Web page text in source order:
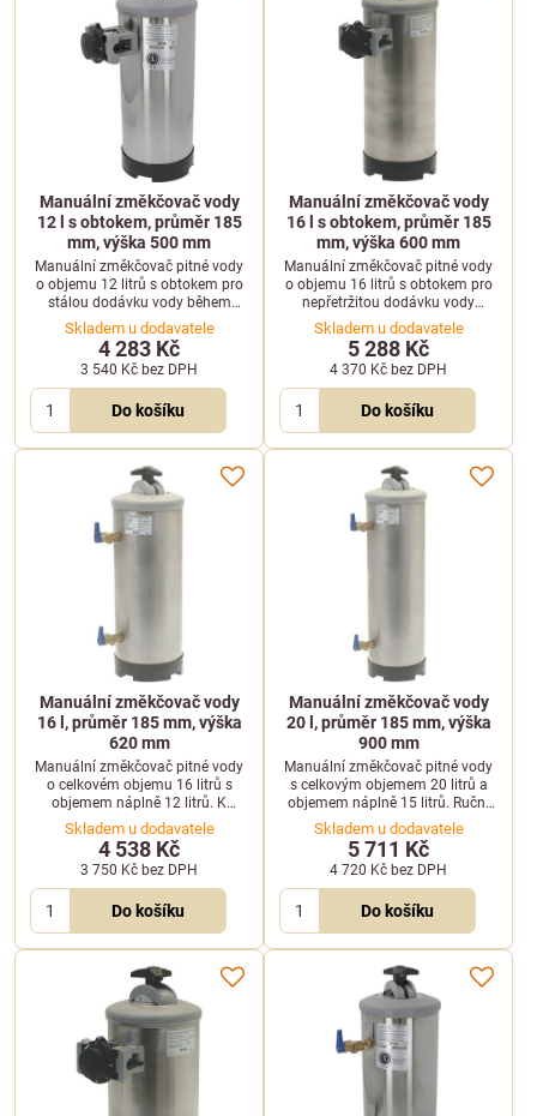
Manuální změkčovač vody
12 l s obtokem, průměr 185
mm, výška 500 mm
Manuální změkčovač pitné vody
o objemu 12 litrů s obtokem pro
stálou dodávku vody během
regenerace. Objem náplně činí 9
litrů, spotřeba soli je 1 kg.
Skladem u dodavatele
4 283 Kč
3 540 Kč bez DPH
Do košíku
Manuální změkčovač vody
16 l s obtokem, průměr 185
mm, výška 600 mm
Manuální změkčovač pitné vody
o objemu 16 litrů s obtokem pro
nepřetržitou dodávku vody
během regenerace. Objem náplně
je 12 litrů, spotřeba soli 1 kg.
Skladem u dodavatele
5 288 Kč
4 370 Kč bez DPH
Do košíku
Manuální změkčovač vody
16 l, průměr 185 mm, výška
620 mm
Manuální změkčovač pitné vody
o celkovém objemu 16 litrů s
objemem náplně 12 litrů. K
regeneraci, která se provádí ručně,
je zapotřebí 1 kg soli.
Skladem u dodavatele
4 538 Kč
3 750 Kč bez DPH
Do košíku
Manuální změkčovač vody
20 l, průměr 185 mm, výška
900 mm
Manuální změkčovač pitné vody
s celkovým objemem 20 litrů a
objemem náplně 15 litrů. Ruční
regenerace vyžaduje pro jeden
cyklus 1 kg soli.
Skladem u dodavatele
5 711 Kč
4 720 Kč bez DPH
Do košíku